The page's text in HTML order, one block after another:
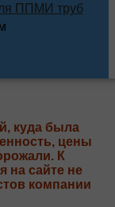
ППМИ труб
куда была
цены
К
на сайте не
компании